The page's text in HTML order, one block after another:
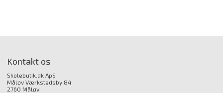
Kontakt os
Skolebutik.dk ApS
Måløv Værkstedsby 84
2760 Måløv